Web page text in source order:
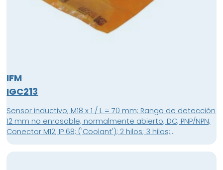
IFM
IGC213
Sensor inductivo; M18 x 1 / L = 70 mm; Rango de detección
12 mm no enrasable; normalmente abierto; DC; PNP/NPN;
Conector M12; IP 68; ('Coolant'); 2 hilos; 3 hilos;
Temperatura ambiente -25...70 °C; Frecuencia de
conmutación 300 Hz